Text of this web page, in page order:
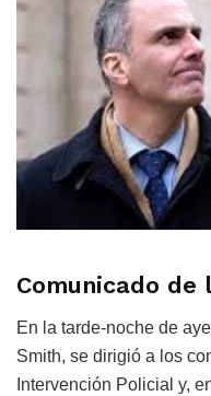
Comunicado de
En la tarde-noche de
Smith, se dirigió a los
Intervención Policial y,